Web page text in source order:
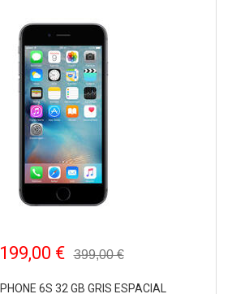
199,00 € 399,00 €
6S 32 GB GRIS ESPACIAL